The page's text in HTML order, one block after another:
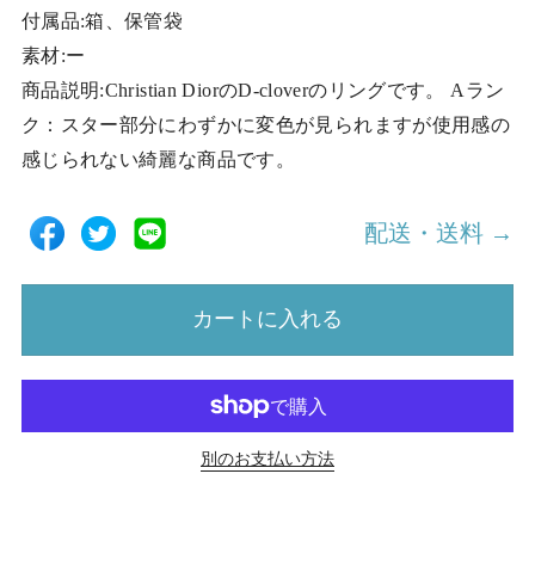
付属品:箱、保管袋
素材:ー
商品説明:Christian DiorのD-cloverのリングです。 Aラン
ク：スター部分にわずかに変色が見られますが使用感の
感じられない綺麗な商品です。
配送・送料 →
カートに入れる
別のお支払い方法